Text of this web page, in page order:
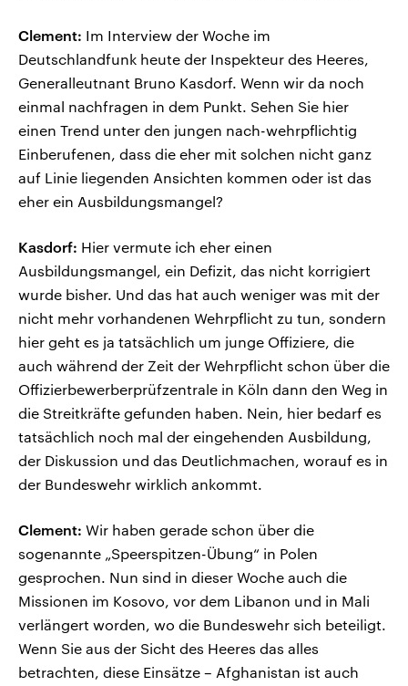
Clement: Im Interview der Woche im
Deutschlandfunk heute der Inspekteur des Heeres,
Generalleutnant Bruno Kasdorf. Wenn wir da noch
einmal nachfragen in dem Punkt. Sehen Sie hier
einen Trend unter den jungen nach-wehrpflichtig
Einberufenen, dass die eher mit solchen nicht ganz
auf Linie liegenden Ansichten kommen oder ist das
eher ein Ausbildungsmangel?
Kasdorf: Hier vermute ich eher einen
Ausbildungsmangel, ein Defizit, das nicht korrigiert
wurde bisher. Und das hat auch weniger was mit der
nicht mehr vorhandenen Wehrpflicht zu tun, sondern
hier geht es ja tatsächlich um junge Offiziere, die
auch während der Zeit der Wehrpflicht schon über die
Offizierbewerberprüfzentrale in Köln dann den Weg in
die Streitkräfte gefunden haben. Nein, hier bedarf es
tatsächlich noch mal der eingehenden Ausbildung,
der Diskussion und das Deutlichmachen, worauf es in
der Bundeswehr wirklich ankommt.
Clement: Wir haben gerade schon über die
sogenannte „Speerspitzen-Übung“ in Polen
gesprochen. Nun sind in dieser Woche auch die
Missionen im Kosovo, vor dem Libanon und in Mali
verlängert worden, wo die Bundeswehr sich beteiligt.
Wenn Sie aus der Sicht des Heeres das alles
betrachten, diese Einsätze – Afghanistan ist auch